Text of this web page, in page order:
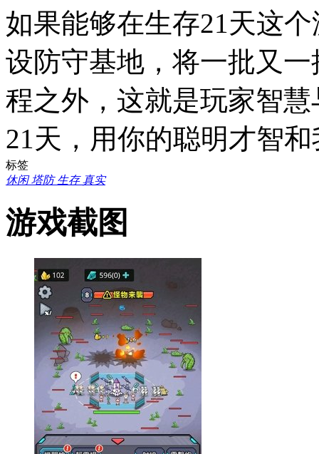
如果能够在生存21天这
设防守基地，将一批又
程之外，这就是玩家智
21天，用你的聪明才智
标签
休闲 塔防 生存 真实
游戏截图